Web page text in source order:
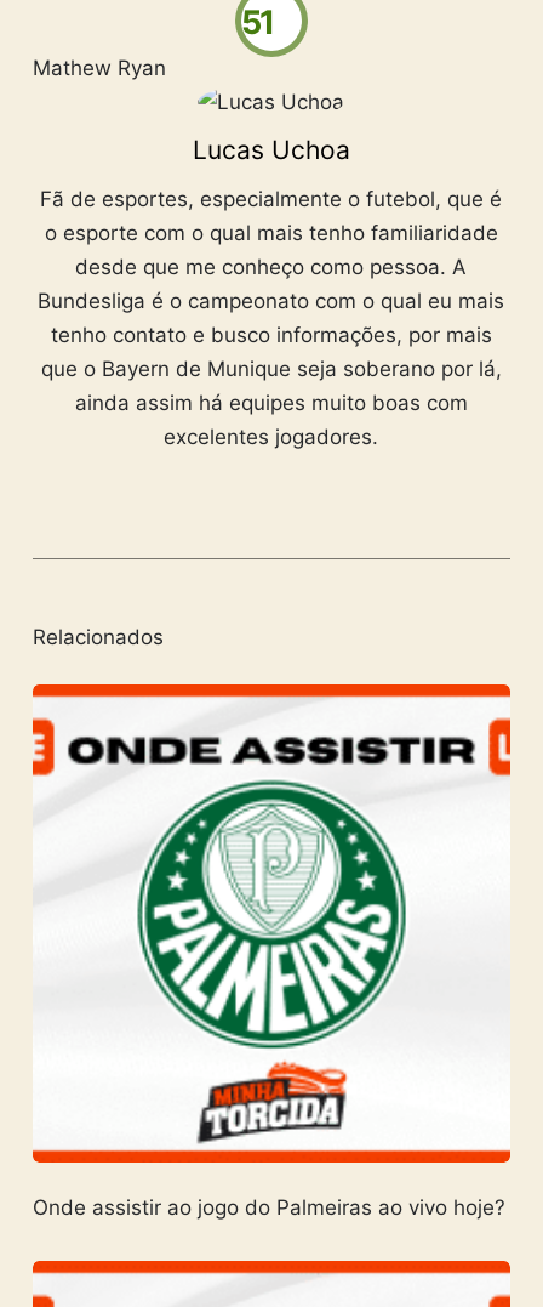
51
Mathew Ryan
Lucas Uchoa
Fã de esportes, especialmente o futebol, que é
o esporte com o qual mais tenho familiaridade
desde que me conheço como pessoa. A
Bundesliga é o campeonato com o qual eu mais
tenho contato e busco informações, por mais
que o Bayern de Munique seja soberano por lá,
ainda assim há equipes muito boas com
excelentes jogadores.
Relacionados
Onde assistir ao jogo do Palmeiras ao vivo hoje?